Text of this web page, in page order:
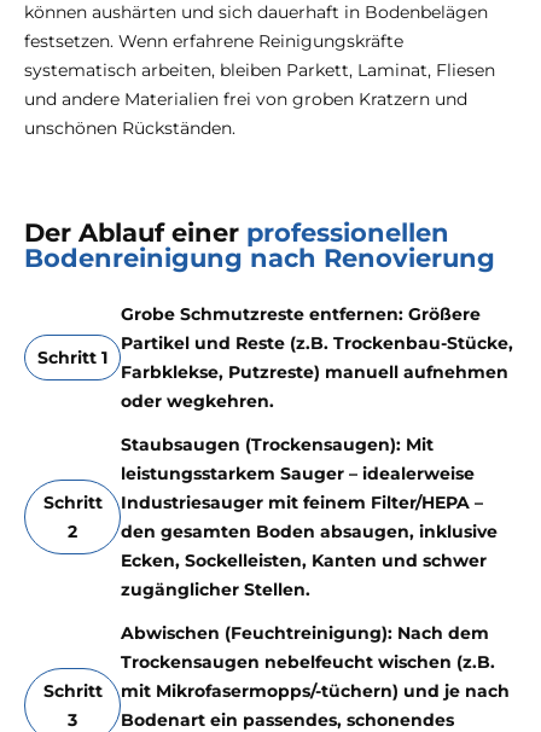
können aushärten und sich dauerhaft in Bodenbelägen
festsetzen. Wenn erfahrene Reinigungskräfte
systematisch arbeiten, bleiben Parkett, Laminat, Fliesen
und andere Materialien frei von groben Kratzern und
unschönen Rückständen.
Der Ablauf einer professionellen
Bodenreinigung nach Renovierung
Schritt 1
Grobe Schmutzreste entfernen: Größere
Partikel und Reste (z.B. Trockenbau-Stücke,
Farbklekse, Putzreste) manuell aufnehmen
oder wegkehren.
Schritt
2
Staubsaugen (Trockensaugen): Mit
leistungsstarkem Sauger – idealerweise
Industriesauger mit feinem Filter/HEPA –
den gesamten Boden absaugen, inklusive
Ecken, Sockelleisten, Kanten und schwer
zugänglicher Stellen.
Schritt
3
Abwischen (Feuchtreinigung): Nach dem
Trockensaugen nebelfeucht wischen (z.B.
mit Mikrofasermopps/-tüchern) und je nach
Bodenart ein passendes, schonendes